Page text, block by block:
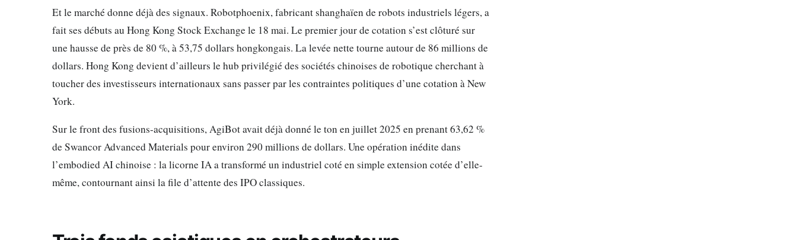
Et le marché donne déjà des signaux. Robotphoenix, fabricant shanghaïen de robots industriels légers, a
fait ses débuts au Hong Kong Stock Exchange le 18 mai. Le premier jour de cotation s’est clôturé sur
une hausse de près de 80 %, à 53,75 dollars hongkongais. La levée nette tourne autour de 86 millions de
dollars. Hong Kong devient d’ailleurs le hub privilégié des sociétés chinoises de robotique cherchant à
toucher des investisseurs internationaux sans passer par les contraintes politiques d’une cotation à New
York.
Sur le front des fusions-acquisitions, AgiBot avait déjà donné le ton en juillet 2025 en prenant 63,62 %
de Swancor Advanced Materials pour environ 290 millions de dollars. Une opération inédite dans
l’embodied AI chinoise : la licorne IA a transformé un industriel coté en simple extension cotée d’elle-
même, contournant ainsi la file d’attente des IPO classiques.